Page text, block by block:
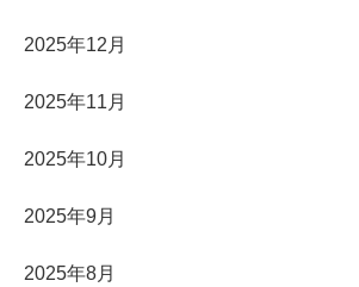
2025年12月
2025年11月
2025年10月
2025年9月
2025年8月